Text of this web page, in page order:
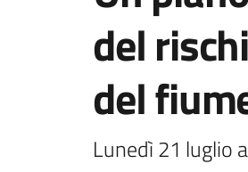
del
del
Lunedì 21 luglio